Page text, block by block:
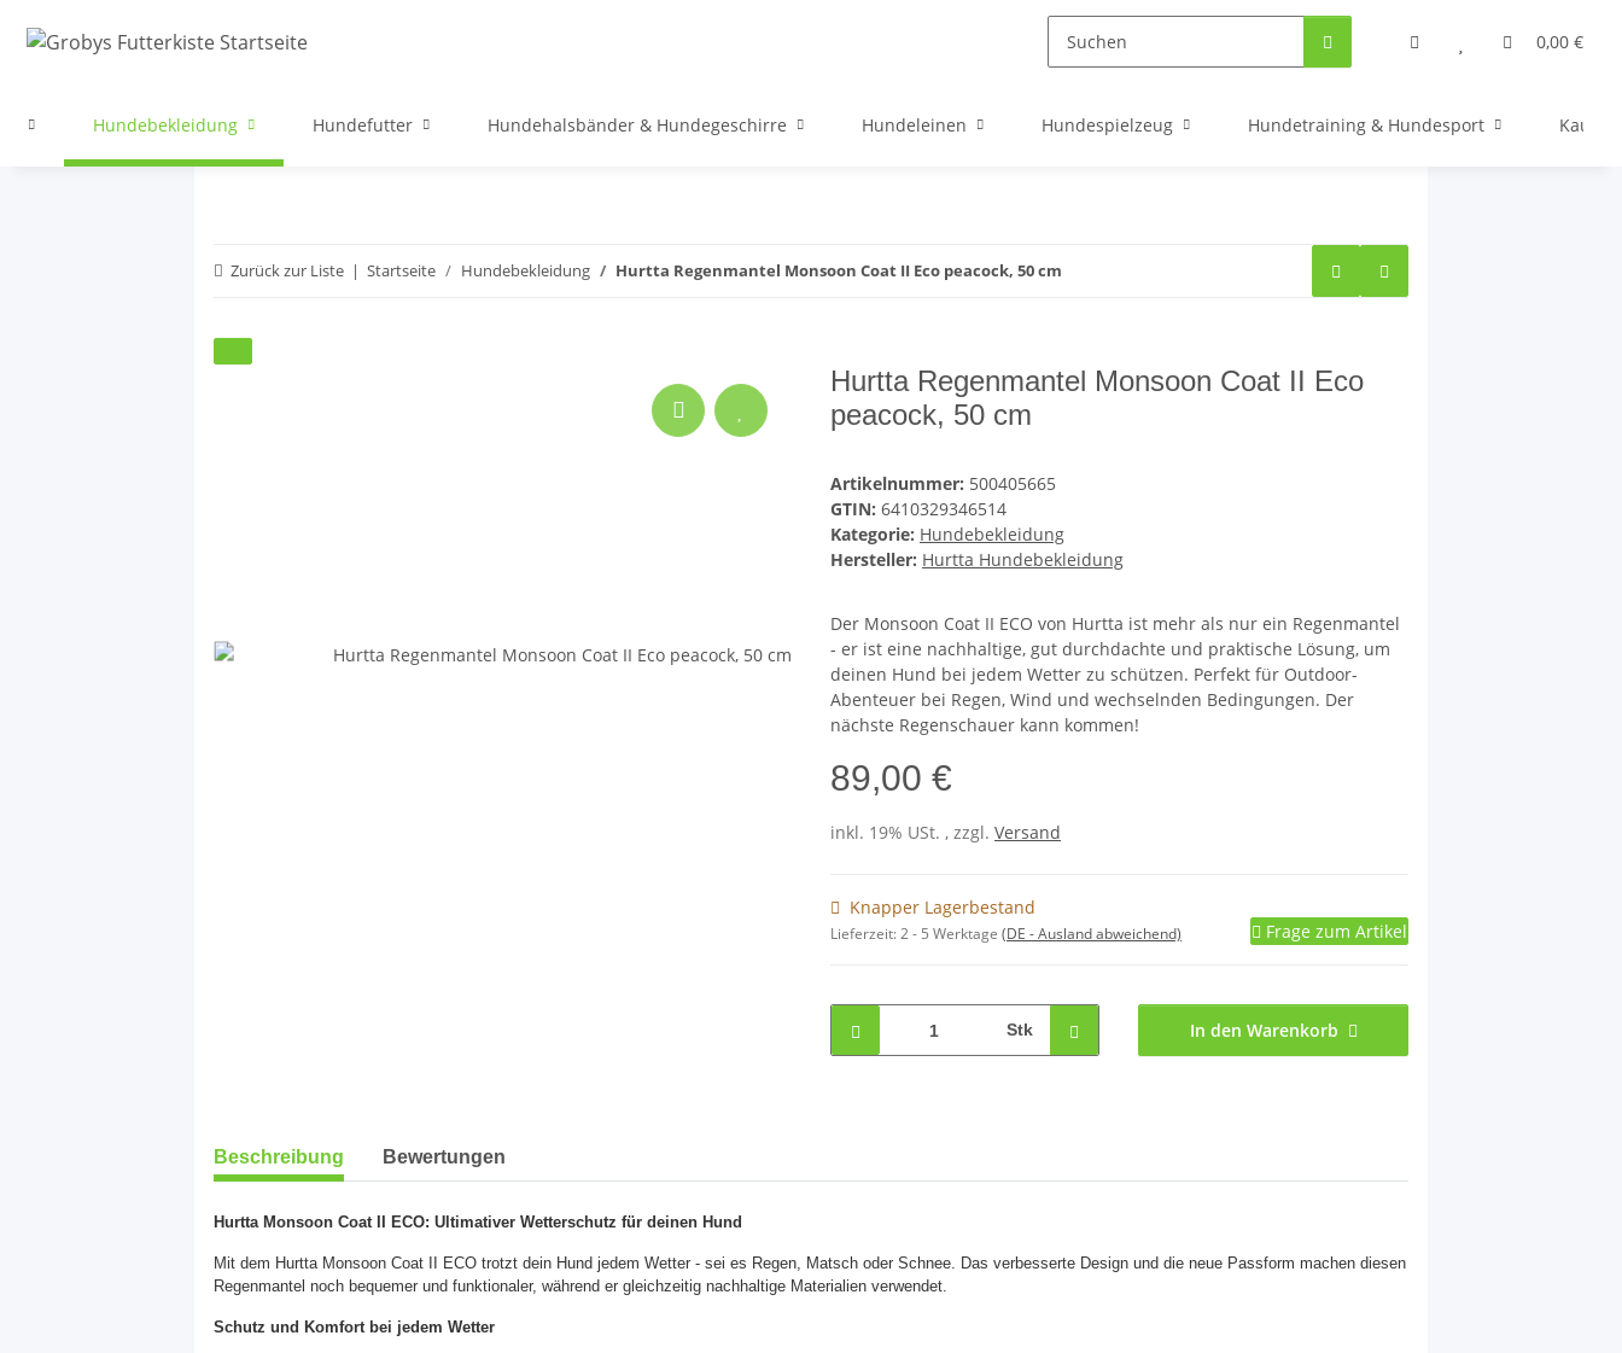
0,00 €
Hundebekleidung Hundefutter Hundehalsbänder & Hundegeschirre Hundeleinen Hundespielzeug Hundetraining & Hundesport
Zurück zur Liste Startseite Hundebekleidung Hurtta Regenmantel Monsoon Coat II Eco peacock, 50 cm
Hurtta Regenmantel Monsoon Coat II Eco
peacock, 50 cm
Artikelnummer: 500405665
GTIN: 6410329346514
Kategorie: Hundebekleidung
Hersteller: Hurtta Hundebekleidung
Der Monsoon Coat II ECO von Hurtta ist mehr als nur ein Regenmantel
- er ist eine nachhaltige, gut durchdachte und praktische Lösung, um
deinen Hund bei jedem Wetter zu schützen. Perfekt für Outdoor-
Abenteuer bei Regen, Wind und wechselnden Bedingungen. Der
nächste Regenschauer kann kommen!
89,00 €
inkl. 19% USt. , zzgl. Versand
Knapper Lagerbestand
Lieferzeit:2 - 5 Werktage (DE - Ausland abweichend) Frage zum Artikel
Stk In den Warenkorb
weitere Registerkarten anzeigen
Beschreibung Bewertungen
Hurtta Monsoon Coat II ECO: Ultimativer Wetterschutz für deinen Hund
Mit dem Hurtta Monsoon Coat II ECO trotzt dein Hund jedem Wetter - sei es Regen, Matsch oder Schnee. Das verbesserte Design und die neue Passform machen diesen
Regenmantel noch bequemer und funktionaler, während er gleichzeitig nachhaltige Materialien verwendet.
Schutz und Komfort bei jedem Wetter